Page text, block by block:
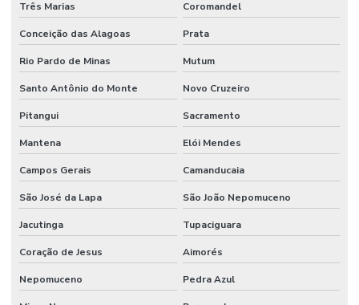
Manutenção Preventiva De Máquinas
Manutenção Preventiva De Sistemas Mecânicos
Manutenção Preventiva E Corretiva
Manutenção Preventiva E Gestão De Ativos
Manutenção Preventiva E Lubrificação
Manutenção Preventiva E Segurança
Manutenção Preventiva Para Equipamentos Pesados
Manutenção Preventiva Para Indústrias
Três Marias Coromandel
Conceição das Alagoas Prata
Rio Pardo de Minas Mutum
Santo Antônio do Monte Novo Cruzeiro
Pitangui Sacramento
Mantena Elói Mendes
Campos Gerais Camanducaia
São José da Lapa São João Nepomuceno
Jacutinga Tupaciguara
Coração de Jesus Aimorés
Nepomuceno Pedra Azul